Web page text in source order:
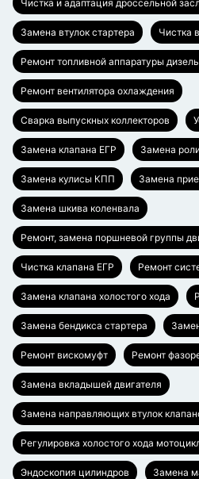
Чистка и адаптация дроссельной
Замена втулок стартера Чистка
Ремонт топливной аппаратуры
Ремонт вентилятора охлаждения
Сварка выпускных коллекторов
Замена клапана ЕГР Замена
Замена кулисы КПП Замена
Замена шкива коленвала
Ремонт, замена поршневой группы
Чистка клапана ЕГР Ремонт
Замена клапана холостого хода
Замена бендикса стартера
Ремонт вискомуфт Ремонт
Замена вкладышей двигателя
Замена направляющих втулок
Регулировка холостого хода
Эндоскопия цилиндров Замена